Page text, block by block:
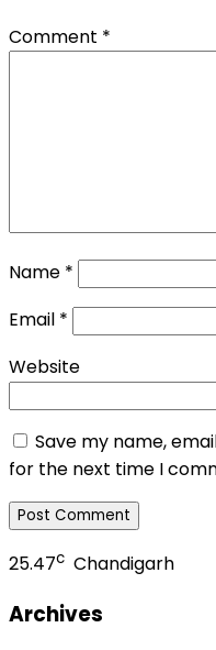
Comment *
Name *
Email *
Website
Save my name,
for the next time I
25.47c Chandigarh
Archives